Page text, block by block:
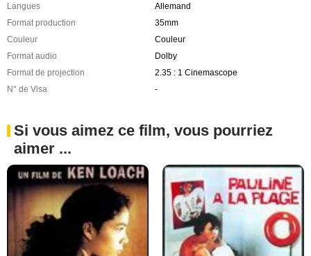
Langues
Allemand
Format production
35mm
Couleur
Couleur
Format audio
Dolby
Format de projection
2.35 : 1 Cinemascope
N° de Visa
-
Si vous aimez ce film, vous pourriez
aimer ...